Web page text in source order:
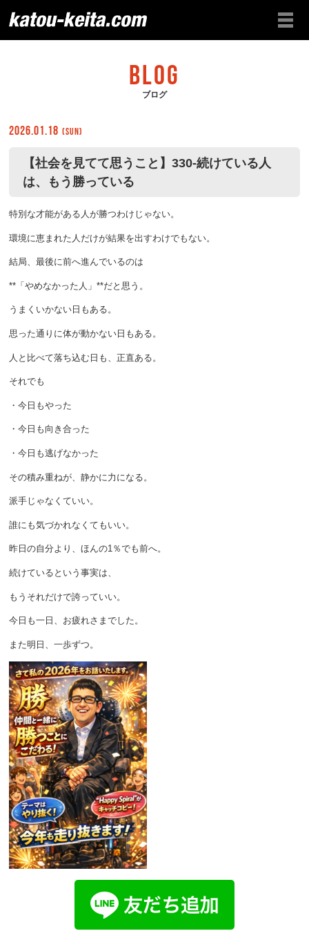
BLOG
ブログ
2026.01.18 (Sun)
【社会を見てて思うこと】330-続けている人
は、もう勝っている
特別な才能がある人が勝つわけじゃない。
環境に恵まれた人だけが結果を出すわけでもない。
結局、最後に前へ進んでいるのは
**「やめなかった人」**だと思う。
うまくいかない日もある。
思った通りに体が動かない日もある。
人と比べて落ち込む日も、正直ある。
それでも
・今日もやった
・今日も向き合った
・今日も逃げなかった
その積み重ねが、静かに力になる。
派手じゃなくていい。
誰にも気づかれなくてもいい。
昨日の自分より、ほんの1％でも前へ。
続けているという事実は、
もうそれだけで誇っていい。
今日も一日、お疲れさまでした。
また明日、一歩ずつ。